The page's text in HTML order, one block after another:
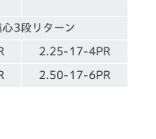
心3段リターン
2.25-17-4PR
2.50-17-6PR